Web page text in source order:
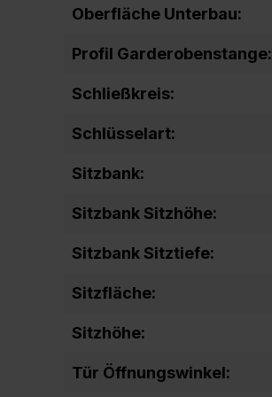
Oberfläche Unterbau:
Profil Garderobenstange:
Schließkreis:
Schlüsselart:
Sitzbank:
Sitzbank Sitzhöhe:
Sitzbank Sitztiefe:
Sitzfläche:
Sitzhöhe:
Tür Öffnungswinkel: